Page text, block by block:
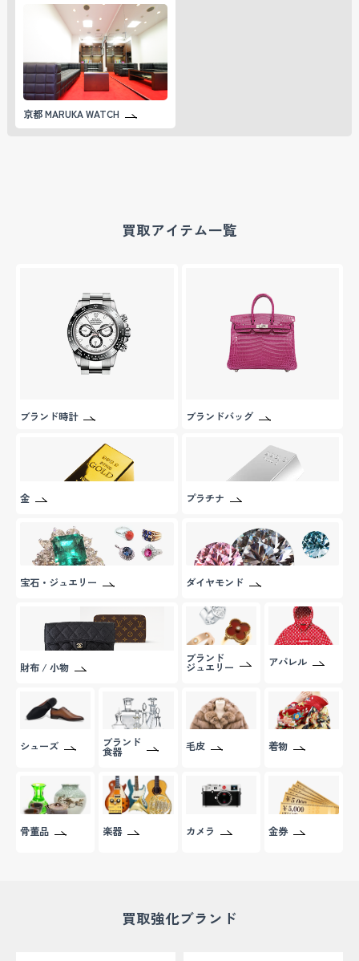
ア(fancy colo
ur sapphire)
詳しく見る
詳しく見る
翡翠（ヒス
詳しく見る
京都 MARUKA WATCH
買取アイテム一覧
ブランド時計 ブランドバッグ
金 プラチナ
宝石・ジュエリー ダイヤモンド
財布 / 小物
ブランド
ジュエリー アパレル
シューズ ブランド
食器 毛皮 着物
骨董品 楽器 カメラ 金券
買取強化ブランド